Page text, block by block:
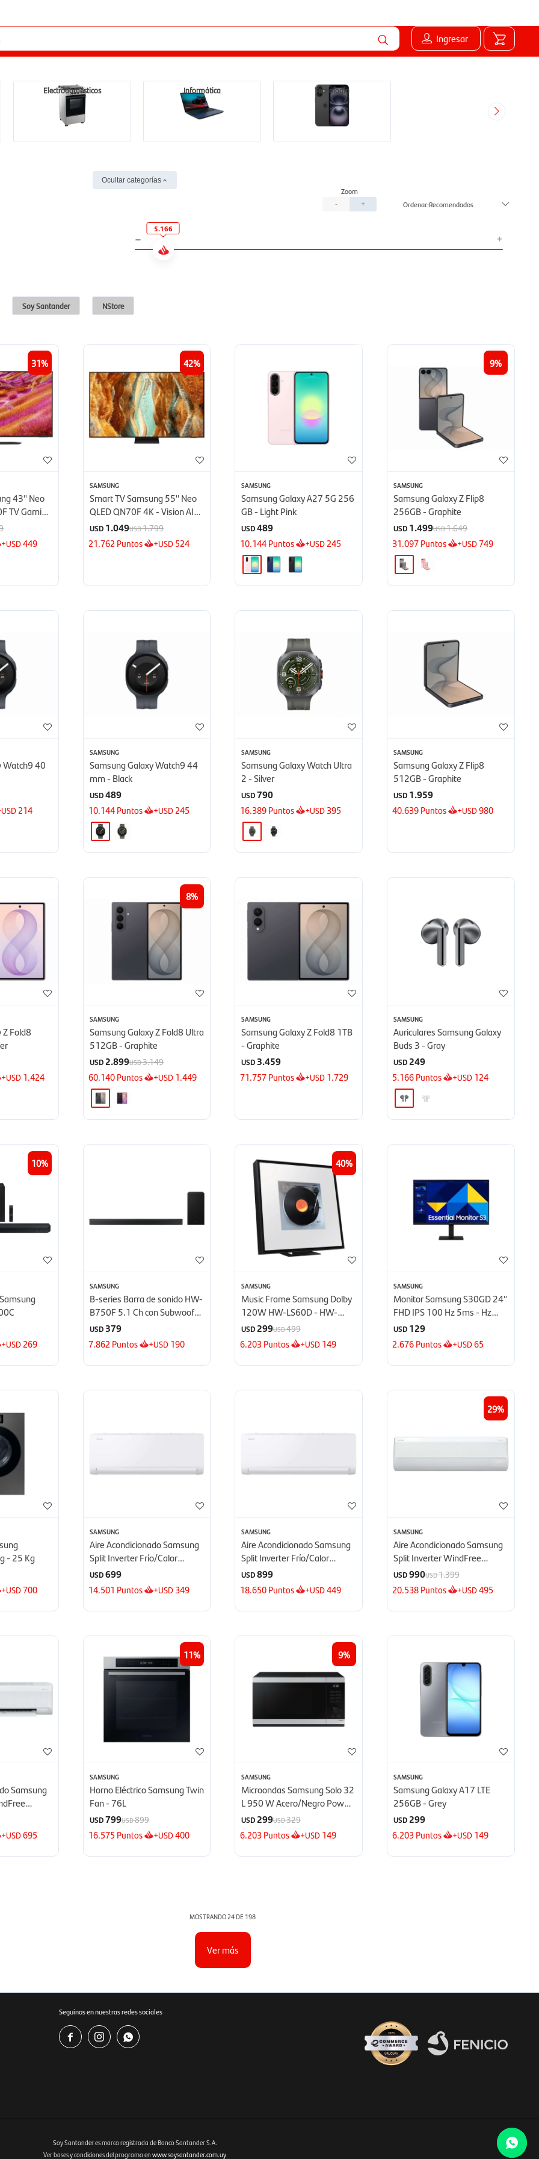
Ingresar
Electrodomésticos Informática Tecnología
Ocultar categorías
- + Recomendados
- +
5.166
Soy Santander NStore
31
43'' Neo
TV Gaming
+USD449
42
SAMSUNG
Smart TV Samsung 55'' Neo
QLED QN70F 4K - Vision AI
(2025)
USD 1.049USD1.799
21.762 Puntos +USD 524
SAMSUNG
Samsung Galaxy A27 5G 256
GB - Light Pink
USD489
10.144Puntos +USD245
9
SAMSUNG
Samsung Galaxy Z Flip8
256GB - Graphite
USD 1.499USD1.649
31.097Puntos +USD749
Watch9 40
USD 214
SAMSUNG
Samsung Galaxy Watch9 44
mm - Black
USD489
10.144Puntos +USD 245
SAMSUNG
Samsung Galaxy Watch Ultra
2 - Silver
USD790
16.389Puntos +USD 395
SAMSUNG
Samsung Galaxy Z Flip8
512GB - Graphite
USD 1.959
40.639Puntos +USD980
Fold8
+USD 1.424
8
SAMSUNG
Samsung Galaxy Z Fold8 Ultra
512GB - Graphite
USD2.899USD3.149
60.140Puntos +USD 1.449
SAMSUNG
Samsung Galaxy Z Fold8 1TB
- Graphite
USD 3.459
71.757Puntos +USD 1.729
SAMSUNG
Auriculares Samsung Galaxy
Buds 3 - Gray
USD249
5.166Puntos +USD 124
10
+USD 269
SAMSUNG
B-series Barra de sonido HW-
B750F 5.1 Ch con Subwoofer
- 2025
USD 379
7.862 Puntos +USD 190
40
SAMSUNG
Music Frame Samsung Dolby
120W HW-LS60D - HW-
LS60D
USD299USD499
6.203Puntos +USD 149
SAMSUNG
Monitor Samsung S30GD 24''
FHD IPS 100 Hz 5ms - Hz
5ms
USD 129
2.676Puntos +USD65
- 25 Kg
+USD700
SAMSUNG
Aire Acondicionado Samsung
Split Inverter Frío/Calor
12.000 BTU - BTU
USD699
14.501 Puntos +USD 349
SAMSUNG
Aire Acondicionado Samsung
Split Inverter Frío/Calor
18.000 BTU - BTU
USD899
18.650Puntos +USD449
29
SAMSUNG
Aire Acondicionado Samsung
Split Inverter WindFree
12000 BTU - BTU
USD990USD1.399
20.538Puntos +USD495
Samsung
+USD695
11
SAMSUNG
Horno Eléctrico Samsung Twin
Fan - 76L
USD799USD899
16.575 Puntos +USD400
9
SAMSUNG
Microondas Samsung Solo 32
L 950 W Acero/Negro Power
Defrost - Defrost
USD299USD329
6.203Puntos +USD 149
SAMSUNG
Samsung Galaxy A17 LTE
256GB - Grey
USD299
6.203Puntos +USD 149
MOSTRANDO24DE 198
Ver más
Seguinos en nuestras redes sociales
  
Fenicio eCommerce Uruguay
Soy Santander es marca registrada de Banco Santander S.A.
Ver bases y condiciones del programa en www.soysantander.com.uy